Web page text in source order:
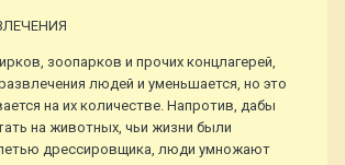
зоопарков и прочих концлагерей,
людей и уменьшается, но это
на их количестве. Напротив, дабы
на животных, чьи жизни были
дрессировщика, люди умножают